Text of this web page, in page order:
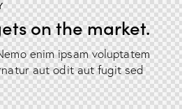
on the market.
enim ipsam voluptatem
aut odit aut fugit sed